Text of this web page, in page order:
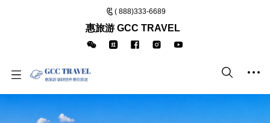
( 888)333-6689
惠旅游 GCC TRAVEL